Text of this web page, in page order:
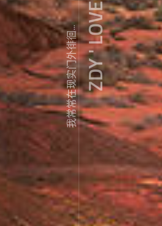
我常常在现实门外徘徊...ZDY ' LOVE